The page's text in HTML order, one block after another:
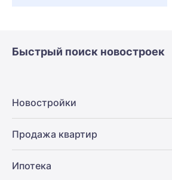
Быстрый поиск новостроек
Новостройки
Продажа квартир
Ипотека